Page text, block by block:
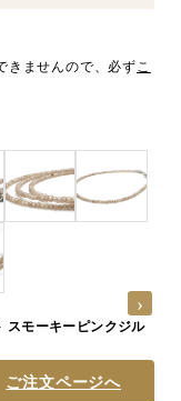
きませんので、必ずこ
スモーキーピンクジル
ご注文ページへ